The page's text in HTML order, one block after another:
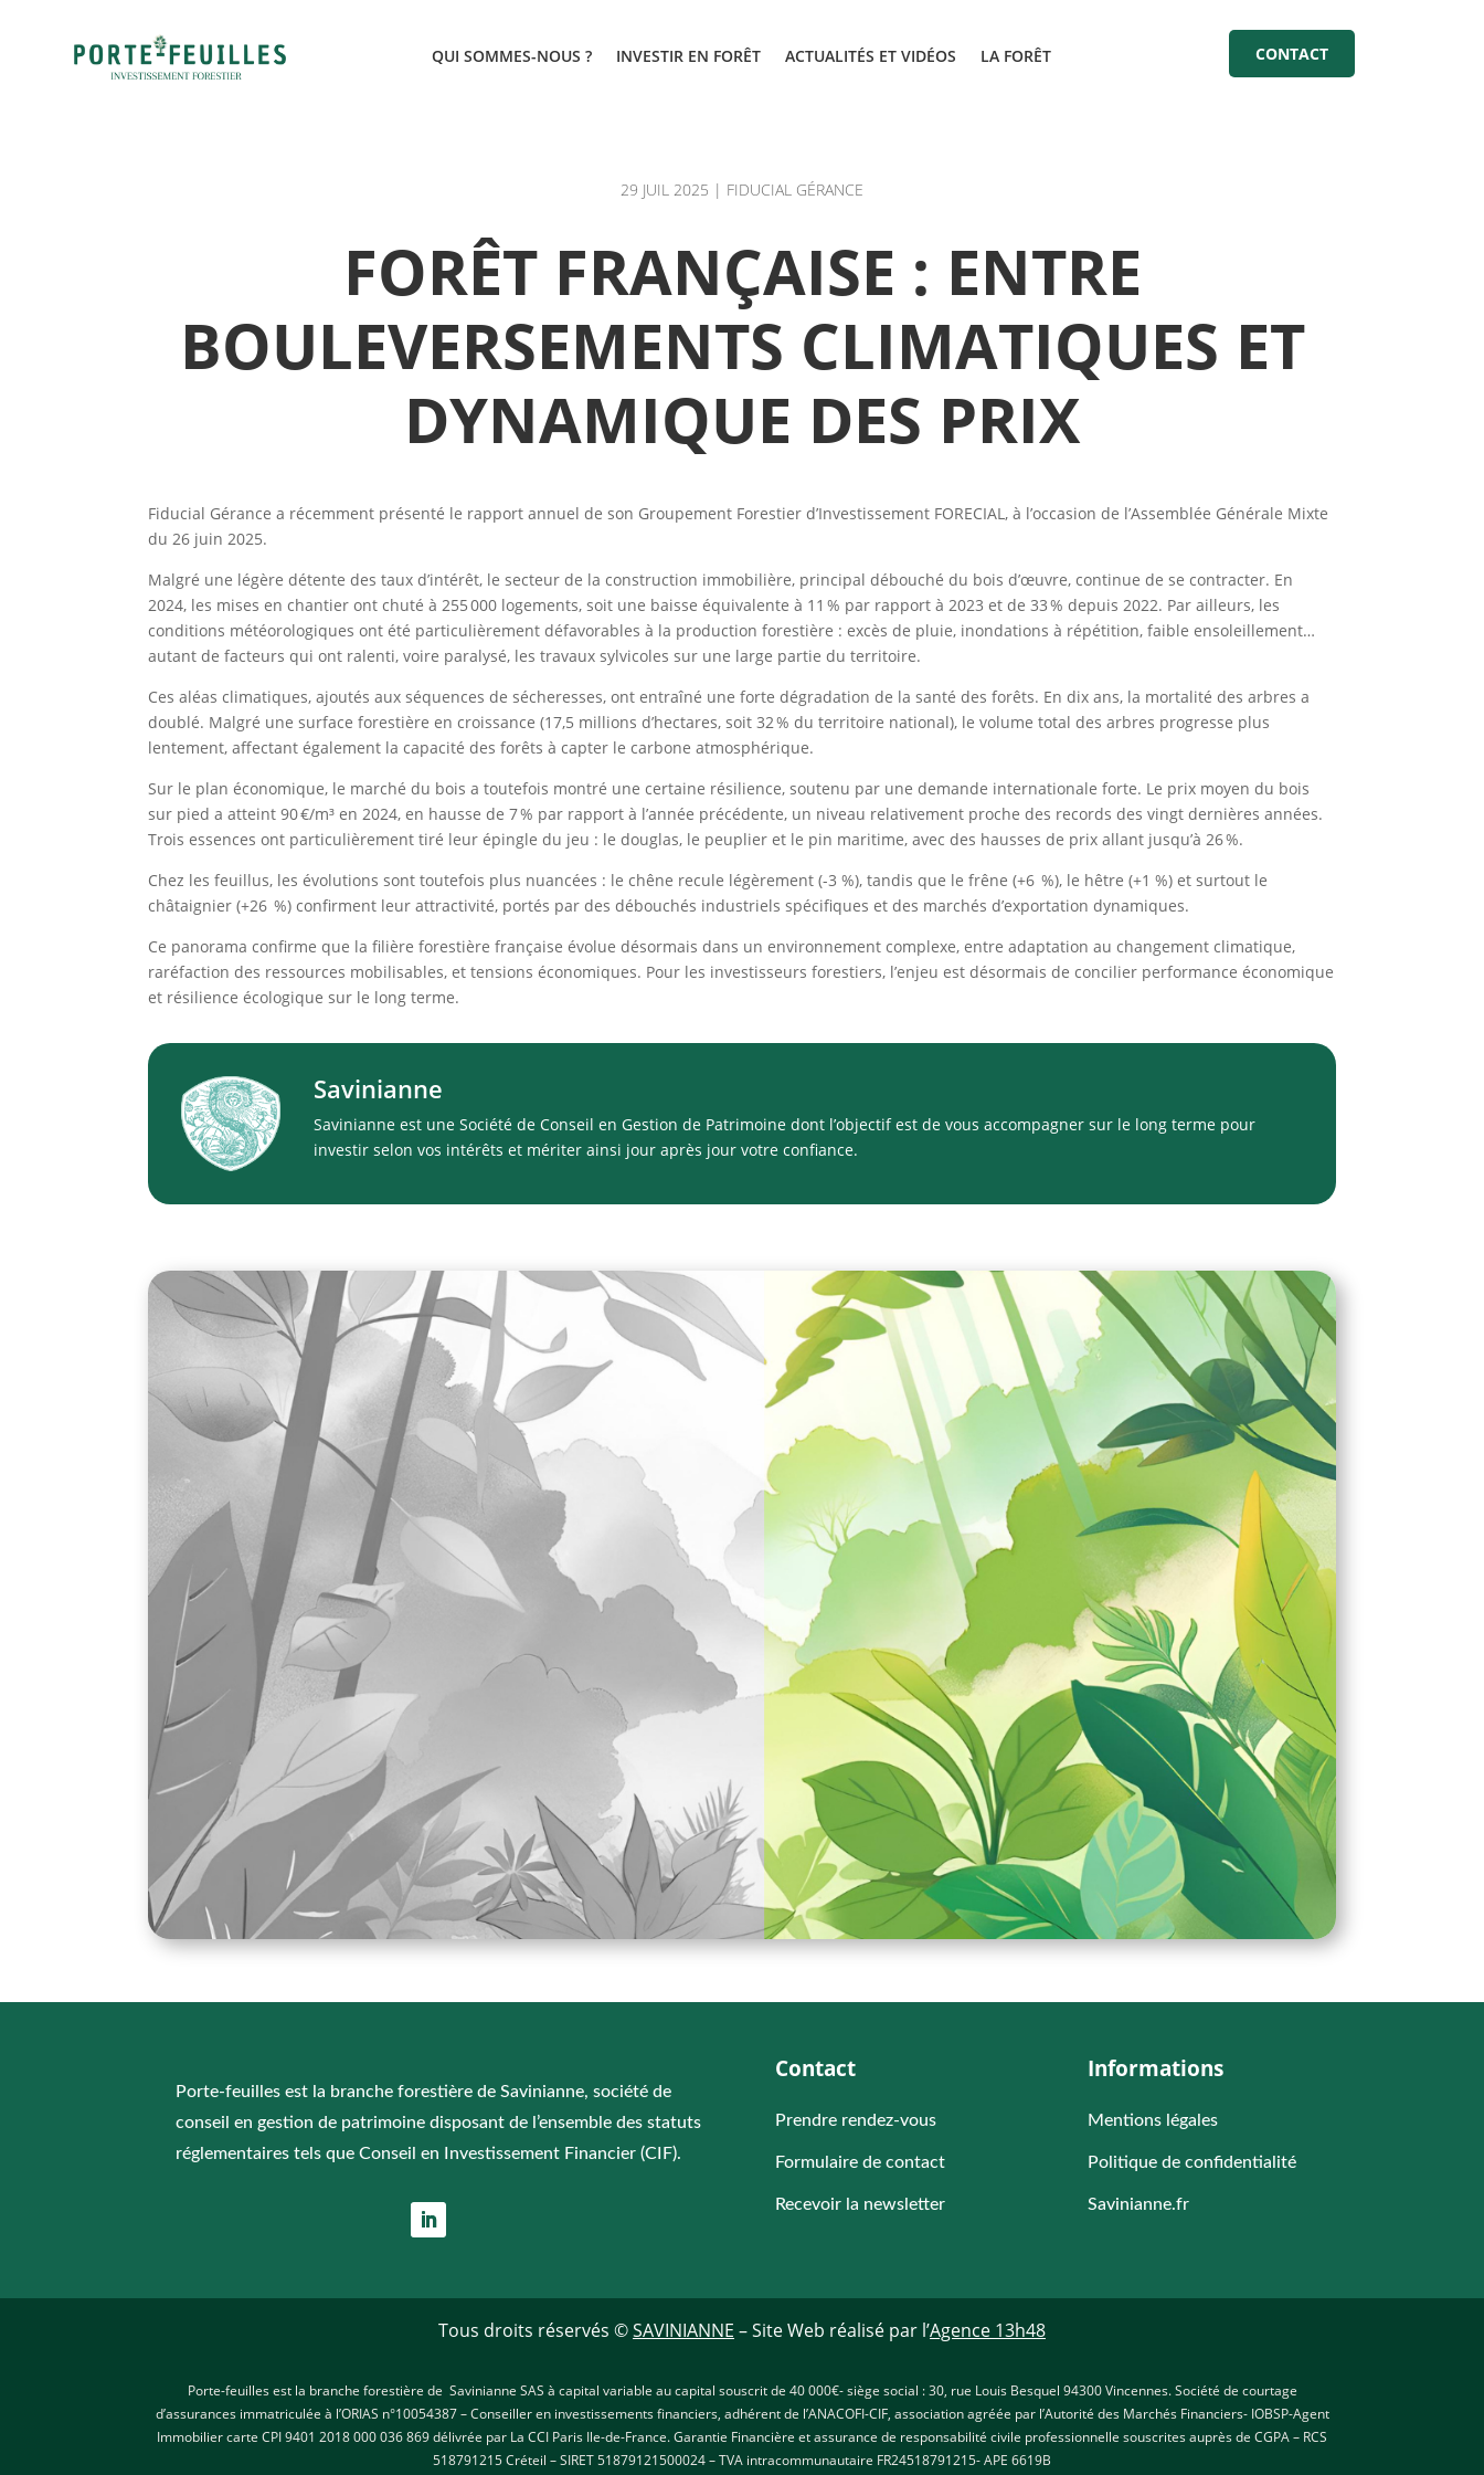
QUI SOMMES-NOUS ? INVESTIR EN FORÊT ACTUALITÉS ET VIDÉOS LA FORÊT CONTACT
29 JUIL 2025 | FIDUCIAL GÉRANCE
FORÊT FRANÇAISE : ENTRE
BOULEVERSEMENTS CLIMATIQUES ET
DYNAMIQUE DES PRIX
Fiducial Gérance a récemment présenté le rapport annuel de son Groupement Forestier d’Investissement FORECIAL, à l’occasion de l’Assemblée Générale Mixte
du 26 juin 2025.
Malgré une légère détente des taux d’intérêt, le secteur de la construction immobilière, principal débouché du bois d’œuvre, continue de se contracter. En
2024, les mises en chantier ont chuté à 255 000 logements, soit une baisse équivalente à 11 % par rapport à 2023 et de 33 % depuis 2022. Par ailleurs, les
conditions météorologiques ont été particulièrement défavorables à la production forestière : excès de pluie, inondations à répétition, faible ensoleillement…
autant de facteurs qui ont ralenti, voire paralysé, les travaux sylvicoles sur une large partie du territoire.
Ces aléas climatiques, ajoutés aux séquences de sécheresses, ont entraîné une forte dégradation de la santé des forêts. En dix ans, la mortalité des arbres a
doublé. Malgré une surface forestière en croissance (17,5 millions d’hectares, soit 32 % du territoire national), le volume total des arbres progresse plus
lentement, affectant également la capacité des forêts à capter le carbone atmosphérique.
Sur le plan économique, le marché du bois a toutefois montré une certaine résilience, soutenu par une demande internationale forte. Le prix moyen du bois
sur pied a atteint 90 €/m³ en 2024, en hausse de 7 % par rapport à l’année précédente, un niveau relativement proche des records des vingt dernières années.
Trois essences ont particulièrement tiré leur épingle du jeu : le douglas, le peuplier et le pin maritime, avec des hausses de prix allant jusqu’à 26 %.
Chez les feuillus, les évolutions sont toutefois plus nuancées : le chêne recule légèrement (-3 %), tandis que le frêne (+6 %), le hêtre (+1 %) et surtout le
châtaignier (+26 %) confirment leur attractivité, portés par des débouchés industriels spécifiques et des marchés d’exportation dynamiques.
Ce panorama confirme que la filière forestière française évolue désormais dans un environnement complexe, entre adaptation au changement climatique,
raréfaction des ressources mobilisables, et tensions économiques. Pour les investisseurs forestiers, l’enjeu est désormais de concilier performance économique
et résilience écologique sur le long terme.
Savinianne
Savinianne est une Société de Conseil en Gestion de Patrimoine dont l’objectif est de vous accompagner sur le long terme pour
investir selon vos intérêts et mériter ainsi jour après jour votre confiance.
Porte-feuilles est la branche forestière de Savinianne, société de
conseil en gestion de patrimoine disposant de l’ensemble des statuts
réglementaires tels que Conseil en Investissement Financier (CIF).
Contact
Prendre rendez-vous
Formulaire de contact
Recevoir la newsletter
Informations
Mentions légales
Politique de confidentialité
Savinianne.fr
Tous droits réservés ©SAVINIANNE – Site Web réalisé par l’Agence 13h48
Porte-feuilles est la branche forestière de Savinianne SAS à capital variable au capital souscrit de 40 000€- siège social : 30, rue Louis Besquel 94300 Vincennes. Société de courtage
d’assurances immatriculée à l’ORIAS n°10054387 – Conseiller en investissements financiers, adhérent de l’ANACOFI-CIF, association agréée par l’Autorité des Marchés Financiers- IOBSP-Agent
Immobilier carte CPI 9401 2018 000 036 869 délivrée par La CCI Paris Ile-de-France. Garantie Financière et assurance de responsabilité civile professionnelle souscrites auprès de CGPA – RCS
518791215 Créteil – SIRET 51879121500024 – TVA intracommunautaire FR24518791215- APE 6619B